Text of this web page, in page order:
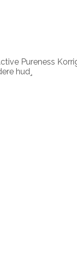
Pureness
hud¸